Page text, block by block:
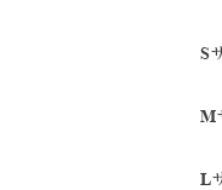
S
M
L